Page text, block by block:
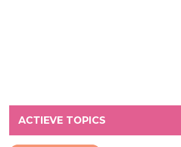
ACTIEVE TOPICS